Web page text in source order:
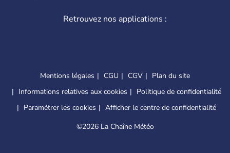
Retrouvez nos applications :
Mentions légales CGU CGV
Plan du site
Informations relatives aux cookies
Politique de confidentialité
Paramétrer les cookies
Afficher le centre de confidentialité
©2026 La Chaîne Météo